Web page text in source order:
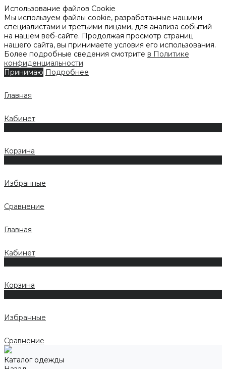
Использование файлов Cookie
Мы используем файлы cookie, разработанные нашими
специалистами и третьими лицами, для анализа событий
на нашем веб-сайте. Продолжая просмотр страниц
нашего сайта, вы принимаете условия его использования.
Более подробные сведения смотрите в Политике
конфиденциальности.
Принимаю Подробнее
Главная
Кабинет
Корзина
Избранные
Сравнение
Главная
Кабинет
Корзина
Избранные
Сравнение
Каталог одежды